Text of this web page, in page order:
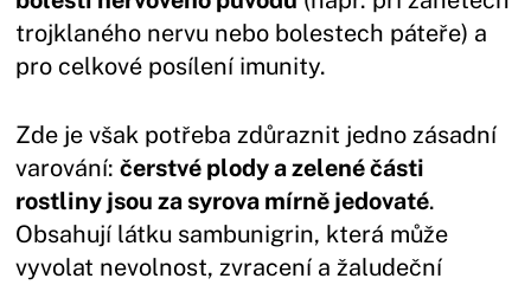
trojklaného nervu nebo bolestech páteře) a
pro celkové posílení imunity.
Zde je však potřeba zdůraznit jedno zásadní
varování:čerstvé plody a zelené části
rostliny jsou za syrova mírně jedovaté.
Obsahují látku sambunigrin, která může
vyvolat nevolnost, zvracení a žaludeční